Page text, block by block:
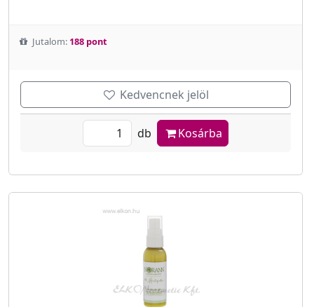
Jutalom: 188 pont
Kedvencnek jelöl
db Kosárba